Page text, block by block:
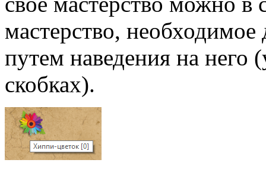
мастерство,
путем наведения на него
скобках).